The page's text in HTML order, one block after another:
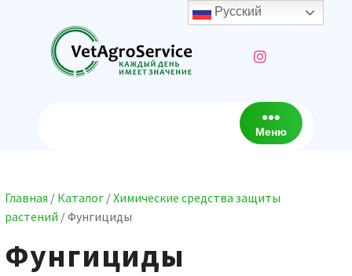
содержимому
Меню
Главная / Каталог /Химические средства защиты
растений / Фунгициды
Фунгициды
Русский